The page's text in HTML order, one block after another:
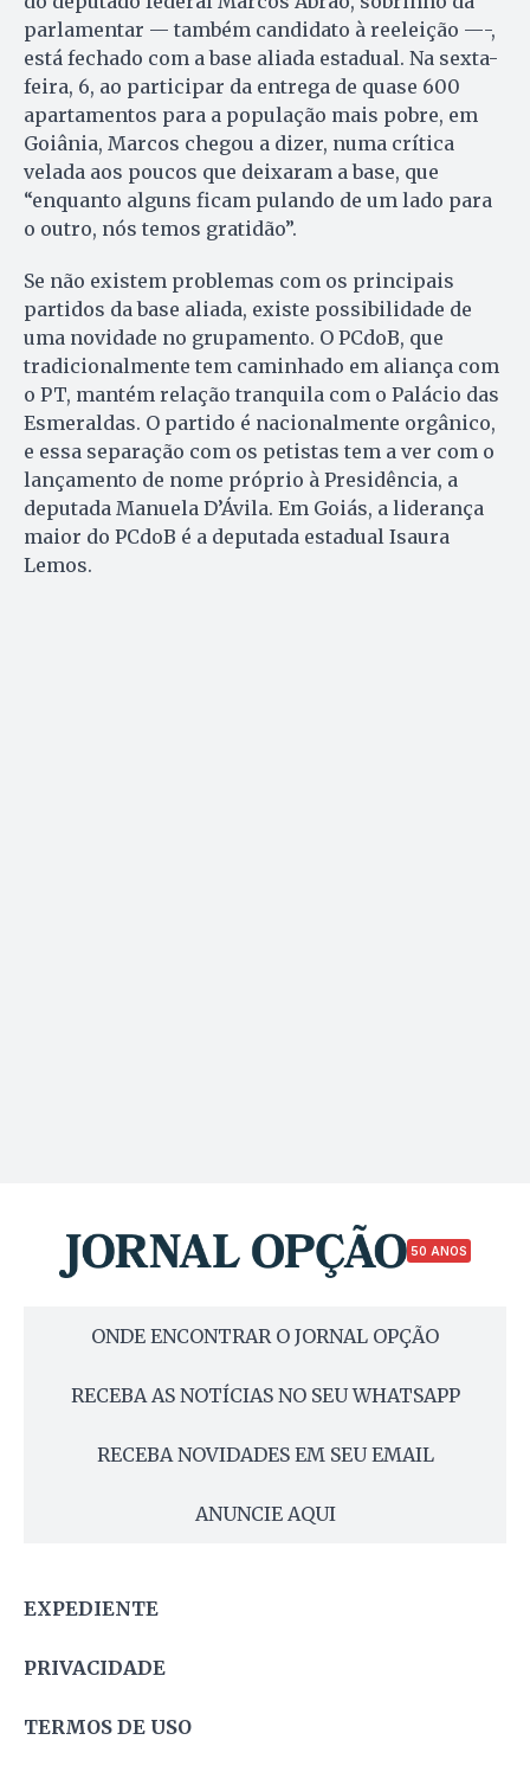
parlamentar — também candidato à reeleição —-,
está fechado com a base aliada estadual. Na sexta-
feira, 6, ao participar da entrega de quase 600
apartamentos para a população mais pobre, em
Goiânia, Marcos chegou a dizer, numa crítica
velada aos poucos que deixaram a base, que
“enquanto alguns ficam pulando de um lado para
o outro, nós temos gratidão”.
Se não existem problemas com os principais
partidos da base aliada, existe possibilidade de
uma novidade no grupamento. O PCdoB, que
tradicionalmente tem caminhado em aliança com
o PT, mantém relação tranquila com o Palácio das
Esmeraldas. O partido é nacionalmente orgânico,
e essa separação com os petistas tem a ver com o
lançamento de nome próprio à Presidência, a
deputada Manuela D’Ávila. Em Goiás, a liderança
maior do PCdoB é a deputada estadual Isaura
Lemos.
50 ANOS
ONDE ENCONTRAR O JORNAL OPÇÃO
RECEBA AS NOTÍCIAS NO SEU WHATSAPP
RECEBA NOVIDADES EM SEU EMAIL
ANUNCIE AQUI
EXPEDIENTE
PRIVACIDADE
TERMOS DE USO